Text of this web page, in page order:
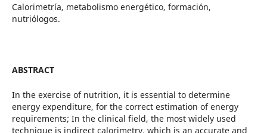
Calorimetría, metabolismo energético, formación,
nutriólogos.
ABSTRACT
In the exercise of nutrition, it is essential to determine
energy expenditure, for the correct estimation of energy
requirements; In the clinical field, the most widely used
technique is indirect calorimetry, which is an accurate and